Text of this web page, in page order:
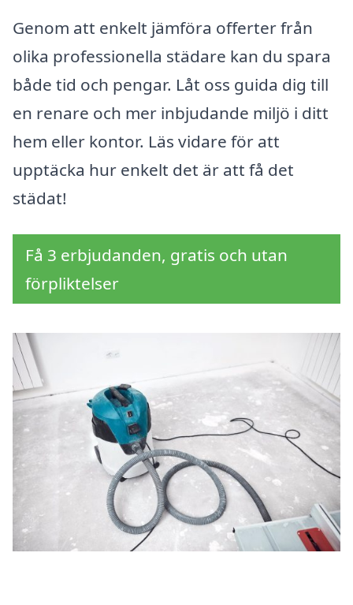
Genom att enkelt jämföra offerter från
olika professionella städare kan du spara
både tid och pengar. Låt oss guida dig till
en renare och mer inbjudande miljö i ditt
hem eller kontor. Läs vidare för att
upptäcka hur enkelt det är att få det
städat!
Få 3 erbjudanden, gratis och utan
förpliktelser